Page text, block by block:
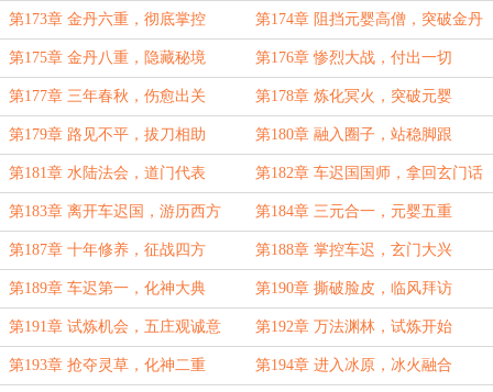
第173章 金丹六重，彻底掌控 第174章 阻挡元婴高僧，突破金丹
七重
第175章 金丹八重，隐藏秘境 第176章 惨烈大战，付出一切
第177章 三年春秋，伤愈出关 第178章 炼化冥火，突破元婴
第179章 路见不平，拔刀相助 第180章 融入圈子，站稳脚跟
第181章 水陆法会，道门代表 第182章 车迟国国师，拿回玄门话
语权
第183章 离开车迟国，游历西方 第184章 三元合一，元婴五重
第187章 十年修养，征战四方 第188章 掌控车迟，玄门大兴
第189章 车迟第一，化神大典 第190章 撕破脸皮，临风拜访
第191章 试炼机会，五庄观诚意 第192章 万法渊林，试炼开始
第193章 抢夺灵草，化神二重 第194章 进入冰原，冰火融合